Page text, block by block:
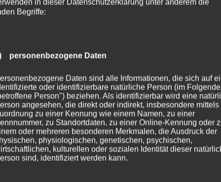
in dieser Datenschutzerklärung unter anderem die
Begriffe:
personenbezogene Daten
Daten sind alle Informationen, die sich auf
oder identifizierbare natürliche Person (im
Person") beziehen. Als identifizierbar wird eine
angesehen, die direkt oder indirekt, insbesondere mittels
zu einer Kennung wie einem Namen, zu einer
zu Standortdaten, zu einer Online-Kennung oder
oder mehreren besonderen Merkmalen, die Ausdruck der
physiologischen, genetischen, psychischen,
kulturellen oder sozialen Identität dieser
sind, identifiziert werden kann.